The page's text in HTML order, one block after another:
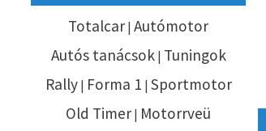
Totalcar | Autómotor
Autós tanácsok| Tuningok
Rally| Forma 1 | Sportmotor
Old Timer | Motorrveü